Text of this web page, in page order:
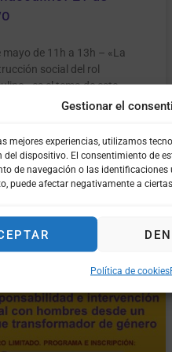
Gestionar el
mejores experiencias, utilizamos
del dispositivo. El consentimiento de
de navegación o las identificaciones
puede afectar negativamente a
Política de cookies
mayo de 11h a 13h – «La
social del rol
es el tema de este
online impartido por
con la Universidad
de Madrid
»